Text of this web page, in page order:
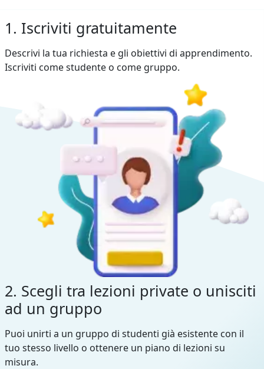
1. Iscriviti gratuitamente
Descrivi la tua richiesta e gli obiettivi di apprendimento.
Iscriviti come studente o come gruppo.
2. Scegli tra lezioni private o unisciti
ad un gruppo
Puoi unirti a un gruppo di studenti già esistente con il
tuo stesso livello o ottenere un piano di lezioni su
misura.